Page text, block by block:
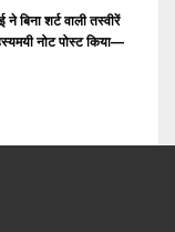
ने बिना शर्ट वाली तस्वीरें
नोट पोस्ट किया—